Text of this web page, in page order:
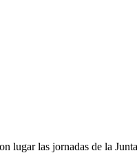
lugar las jornadas de la